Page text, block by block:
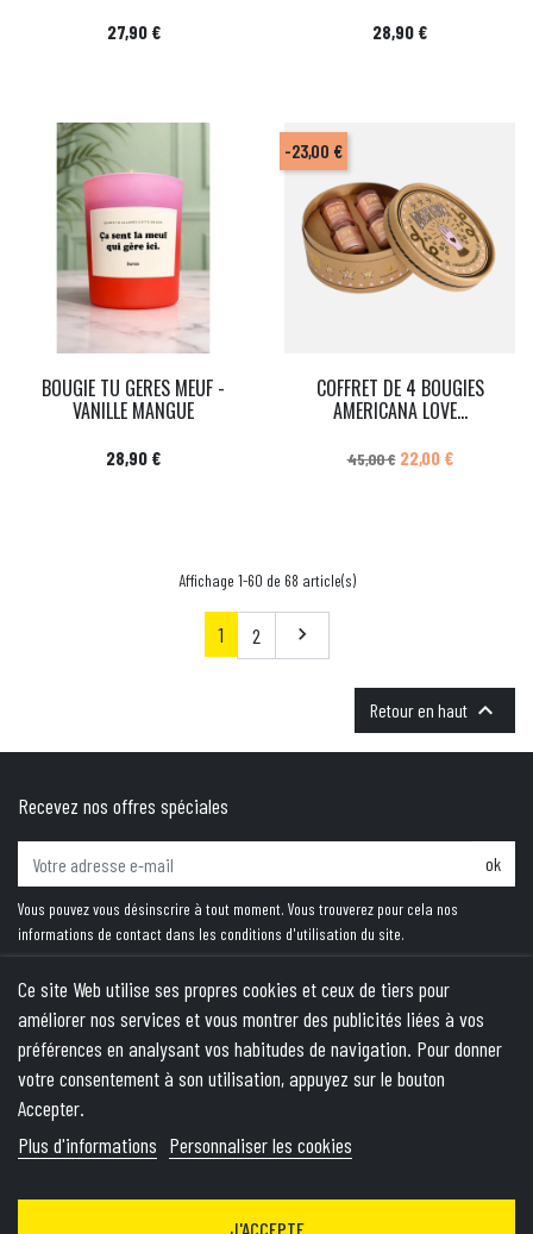
Prix
27,90 € Prix
28,90 €
BOUGIE TU GERES MEUF -
VANILLE MANGUE
Prix
28,90 €
COFFRET DE 4 BOUGIES
AMERICANA LOVE...
Prix de base
45,00 € Prix
22,00 €
-23,00 €
Affichage 1-60 de 68 article(s)
1 2 Suivant

Retour en haut 
Recevez nos offres spéciales
ok
Vous pouvez vous désinscrire à tout moment. Vous trouverez pour cela nos
informations de contact dans les conditions d'utilisation du site.
PRODUITS
NOTRE SOCIÉTÉ
VOTRE COMPTE
Ce site Web utilise ses propres cookies et ceux de tiers pour
améliorer nos services et vous montrer des publicités liées à vos
préférences en analysant vos habitudes de navigation. Pour donner
votre consentement à son utilisation, appuyez sur le bouton
Accepter.
Plus d'informations Personnaliser les cookies
J'ACCEPTE